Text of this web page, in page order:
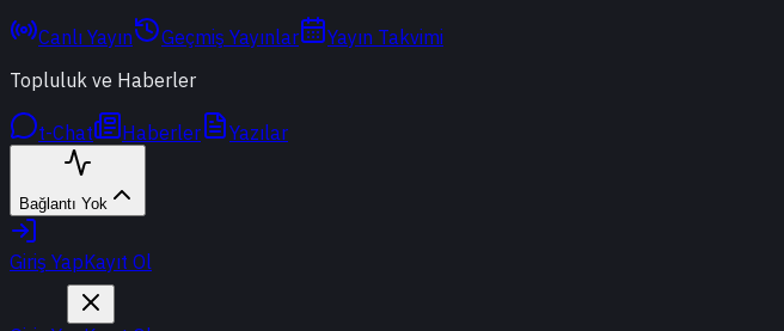
Canlı Yayın Geçmiş Yayınlar
Yayın Takvimi
Topluluk ve Haberler
t-Chat Haberler Yazılar
Bağlantı Yok
Giriş YapKayıt Ol